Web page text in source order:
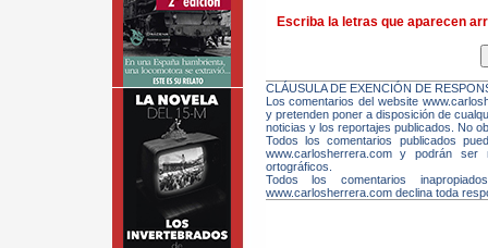
Escriba la letras que aparecen
CLÁUSULA DE EXENCIÓN DE
Los comentarios del website
y pretenden poner a disposición de
noticias y los reportajes publicados. No
Todos los comentarios publicados
www.carlosherrera.com y podrán
ortográficos.
Todos los comentarios
www.carlosherrera.com declina toda